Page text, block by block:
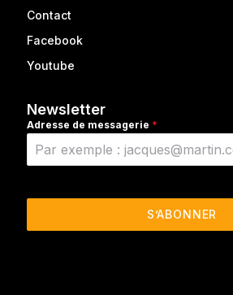
Contact
Facebook
Youtube
Newsletter
Adresse de messagerie *
S’ABONNER